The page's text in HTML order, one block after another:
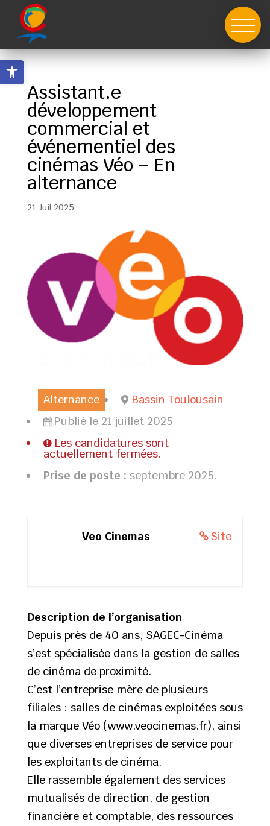
content
Ouvrir la barre d’outils
Assistant.e
développement
commercial et
événementiel des
cinémas Véo – En
alternance
21 Juil 2025
Alternance
Bassin Toulousain
Publié le 21 juillet 2025
Les candidatures sont
actuellement fermées.
Prise de poste : septembre 2025.
Site
Veo Cinemas
Description de l’organisation
Depuis près de 40 ans, SAGEC-Cinéma
s’est spécialisée dans la gestion de salles
de cinéma de proximité.
C’est l’entreprise mère de plusieurs
filiales : salles de cinémas exploitées sous
la marque Véo (www.veocinemas.fr), ainsi
que diverses entreprises de service pour
les exploitants de cinéma.
Elle rassemble également des services
mutualisés de direction, de gestion
financière et comptable, des ressources